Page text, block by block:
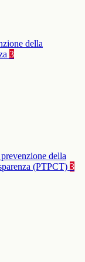
della
3
della
(PTPCT) 3